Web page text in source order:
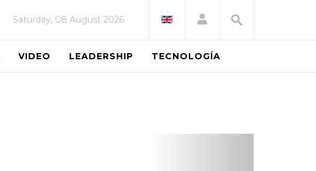
Saturday, 08 August 2026
VIDEO LEADERSHIP TECNOLOGÍA